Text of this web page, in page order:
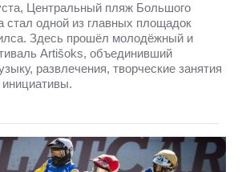
Центральный пляж Большого
стал одной из главных площадок
Здесь прошёл молодёжный и
Artišoks, объединивший
развлечения, творческие занятия